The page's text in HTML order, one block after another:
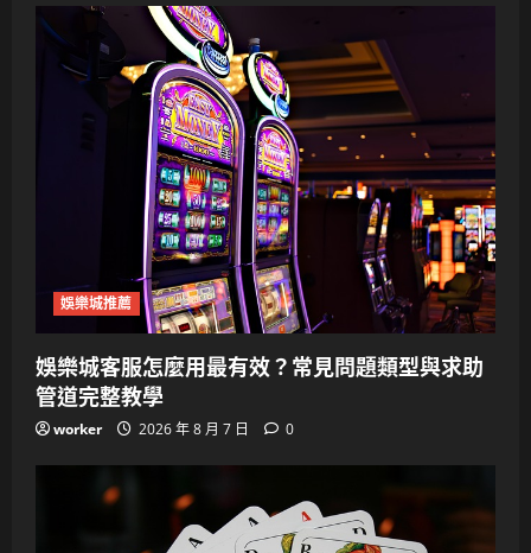
娛樂城推薦
娛樂城客服怎麼用最有效？常見問題類型與求助
管道完整教學
worker 2026 年 8 月 7 日 0